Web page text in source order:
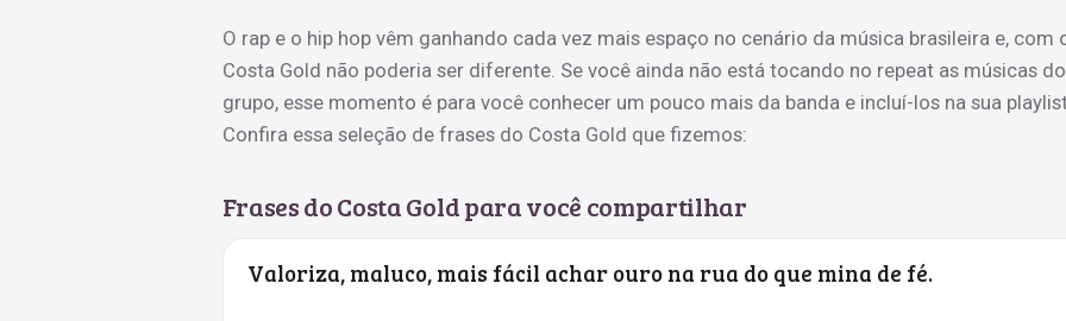
O rap e o hip hop vêm ganhando cada vez mais espaço no cenário da música brasileira e, com
Costa Gold não poderia ser diferente. Se você ainda não está tocando no repeat as músicas do
grupo, esse momento é para você conhecer um pouco mais da banda e incluí-los na sua
Confira essa seleção de frases do Costa Gold que fizemos:
Frases do Costa Gold para você compartilhar
Valoriza, maluco, mais fácil achar ouro na rua do que mina de fé.